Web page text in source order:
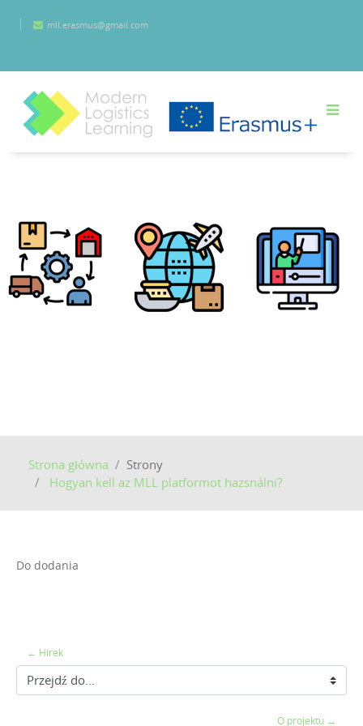
mll.erasmus@gmail.com
Strona główna
Strony
Hogyan kell az MLL platformot hazsnálni?
Do dodania
← Hírek
Przejdź do...
O projektu →